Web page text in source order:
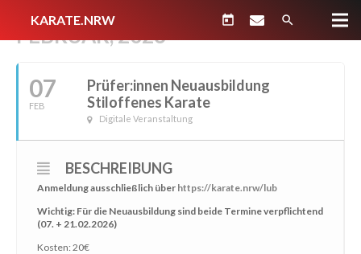
KARATE.NRW today search
FEBRUAR, 2026
07
FEB
Prüfer:innen Neuausbildung
Stiloffenes Karate
Digitale Veranstaltung
BESCHREIBUNG
Anmeldung ausschließlich über https://karate.nrw/lub
Wichtig: Für die Neuausbildung sind beide Termine verpflichtend
(07. + 21.02.2026)
Kosten: 20€